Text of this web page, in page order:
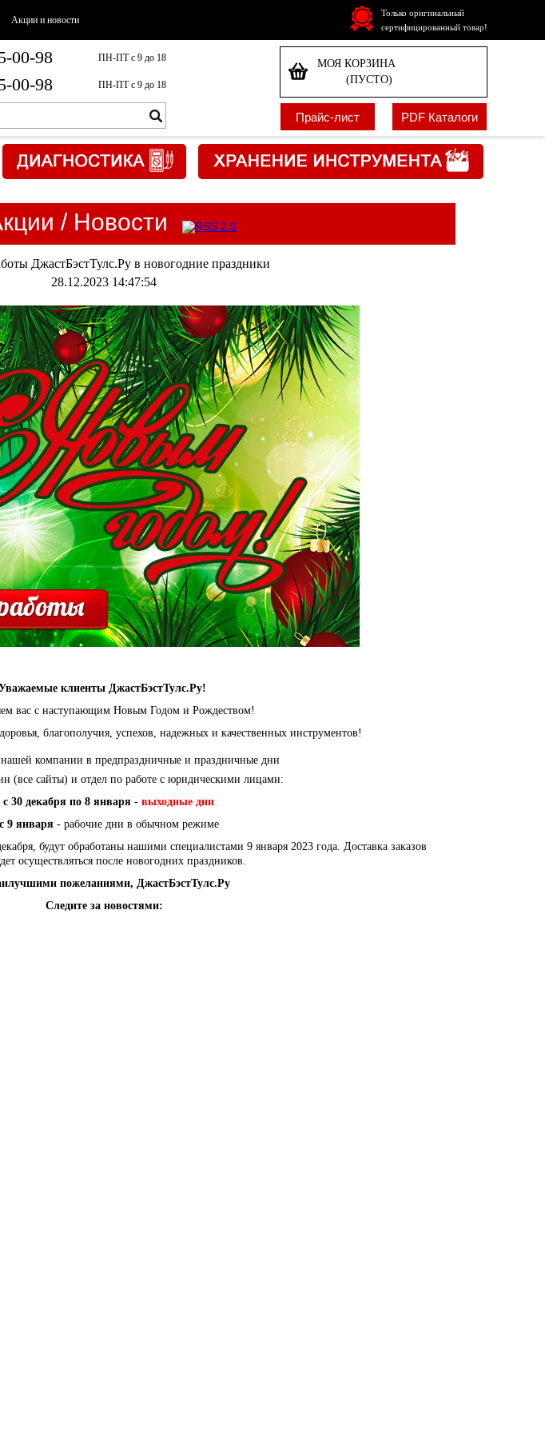
Акции и новости
Только оригинальный
сертифицированный товар!
00-98 ПН-ПТ с 9 до 18
00-98 ПН-ПТ с 9 до 18
МОЯ КОРЗИНА
(ПУСТО)
Прайс-лист PDF Каталоги
/ Новости
ДжастБэстТулс.Ру в новогодние праздники
28.12.2023 14:47:54
клиенты ДжастБэстТулс.Ру!
вас с наступающим Новым Годом и Рождеством!
благополучия, успехов, надежных и качественных инструментов!
компании в предпраздничные и праздничные дни
(все сайты) и отдел по работе с юридическими лицами:
с 30 декабря по 8 января - выходные дни
с 9 января- рабочие дни в обычном режиме
будут обработаны нашими специалистами 9 января 2023 года. Доставка заказов
осуществляться после новогодних праздников.
пожеланиями, ДжастБэстТулс.Ру
Следите за новостями: